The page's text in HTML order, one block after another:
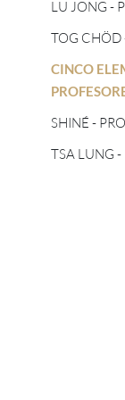
CINCO
PROFESORES/AS
SHINÉ -
LU JONG -
TOG CHÖD
CINCO
SHINÉ -
TSA LUNG -